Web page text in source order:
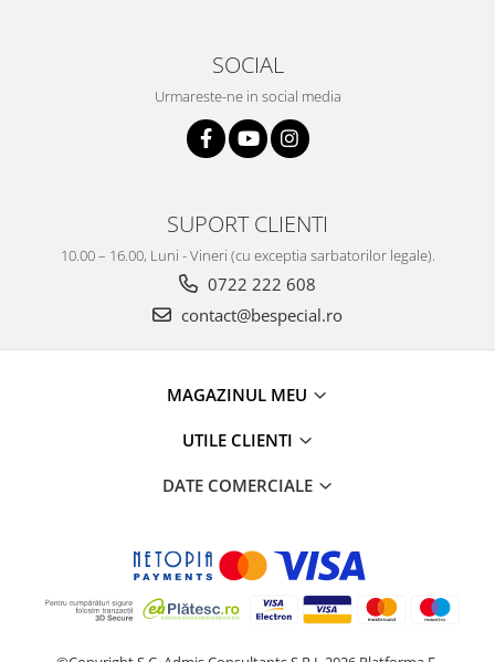
SOCIAL
Urmareste-ne in social media
SUPORT CLIENTI
10.00 – 16.00, Luni - Vineri (cu exceptia sarbatorilor legale).
0722 222 608
contact@bespecial.ro
MAGAZINUL MEU
UTILE CLIENTI
DATE COMERCIALE